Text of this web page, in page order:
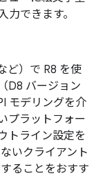
できます。
ど）で R8 を使
D8 バージョン
モデリングを介
プラットフォー
トライン設定を
いクライアント
ることをおすす